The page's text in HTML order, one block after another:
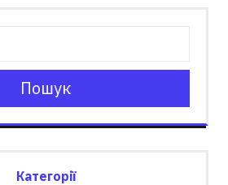
Пошук
Категорії